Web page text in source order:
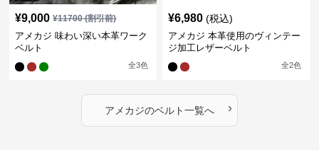
¥9,000 ¥11700(割引前)
アメカジ 味わい深い本革ワーク
ベルト
全3色
¥6,980 (税込)
アメカジ 本革使用のヴィンテー
ジ加工レザーベルト
全2色
アメカジのベルト一覧へ ›